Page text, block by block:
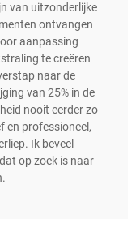
van uitzonderlijke
ontvangen
aanpassing
te creëren
naar de
van 25% in de
nooit eerder zo
en professioneel,
Ik beveel
op zoek is naar